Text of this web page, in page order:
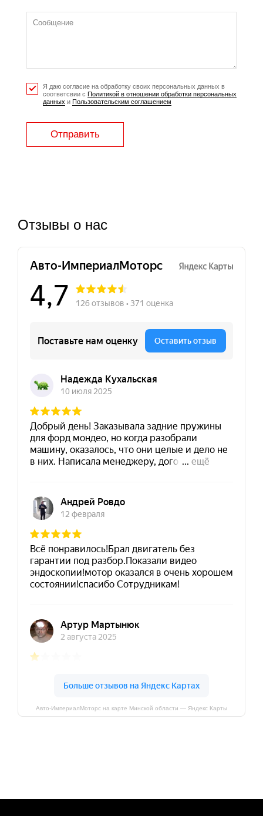
Я даю согласие на обработку своих персональных данных в
соответсвии с Политикой в отношении обработки персональных
данных и Пользовательским соглашением
Отправить
Отзывы о нас
Авто-ИмпериалМоторс на карте Минской области — Яндекс Карты